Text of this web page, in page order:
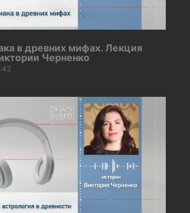
в древних мифах. Лекция
Черненко